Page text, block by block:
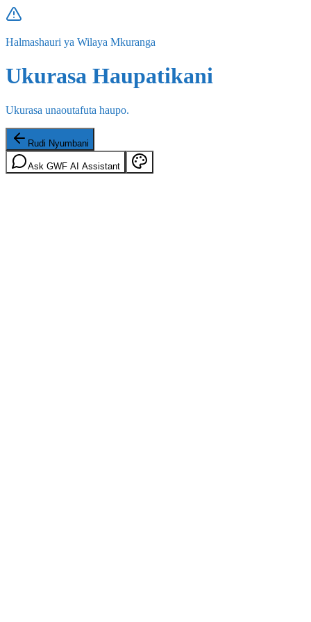
Halmashauri ya Wilaya Mkuranga
Ukurasa Haupatikani
Ukurasa unaoutafuta haupo.
Rudi Nyumbani
Ask GWF AI Assistant